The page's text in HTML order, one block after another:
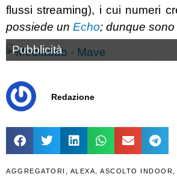
flussi streaming), i cui numeri
possiede un Echo; dunque
Pubblicità
Redazione
AGGREGATORI ALEXA ASCOLTO INDOOR